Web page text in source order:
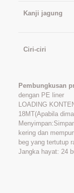
Kanji jagung
Ciri-ciri
Pembungkusan
dengan PE liner
LOADING
18MT(Apabila
kering dan
beg yang tertutup
Jangka hayat: 24